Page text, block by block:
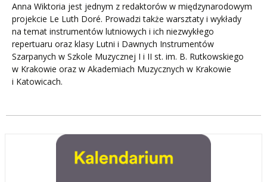
Anna Wiktoria jest jednym z redaktorów w międzynarodowym
projekcie Le Luth Doré. Prowadzi także warsztaty i wykłady
na temat instrumentów lutniowych i ich niezwykłego
repertuaru oraz klasy Lutni i Dawnych Instrumentów
Szarpanych w Szkole Muzycznej I i II st. im. B. Rutkowskiego
w Krakowie oraz w Akademiach Muzycznych w Krakowie
i Katowicach.